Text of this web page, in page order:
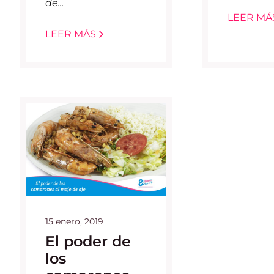
de...
LEER MÁS
LEER
15 enero, 2019
El poder de
los